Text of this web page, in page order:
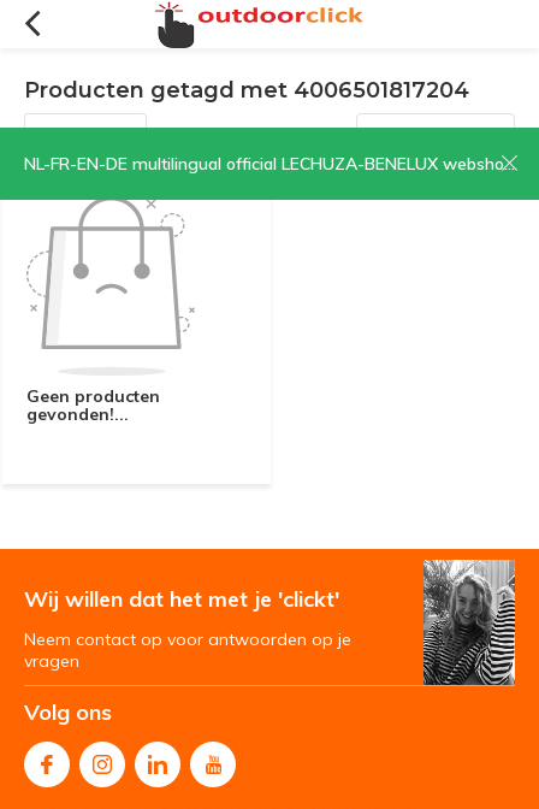
NL-FR-EN-DE multilingual official LECHUZA-BENELUX webshop | CLICK HERE NOW!
Producten getagd met 4006501817204
Filters Sorteren op:
Geen producten
gevonden!...
Wij willen dat het met je 'clickt'
Neem contact op voor antwoorden op je
vragen
Volg ons